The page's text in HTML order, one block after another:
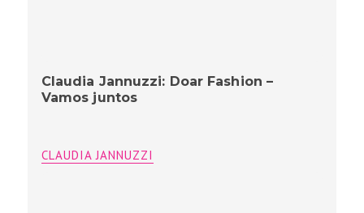
Claudia Jannuzzi: Doar Fashion –
Vamos juntos
CLAUDIA JANNUZZI